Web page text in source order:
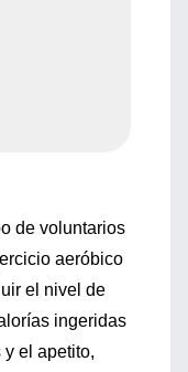
de voluntarios
aeróbico
el nivel de
ingeridas
el apetito,